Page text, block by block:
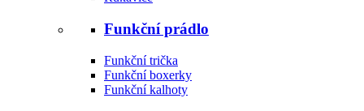
Funkční prádlo
Funkční trička
Funkční boxerky
Funkční kalhoty